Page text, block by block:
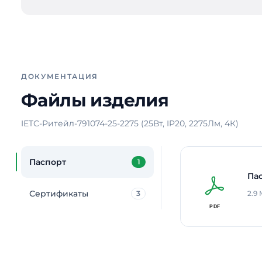
ДОКУМЕНТАЦИЯ
Файлы изделия
IETC-Ритейл-791074-25-2275 (25Вт, IP20, 2275Лм, 4К)
Паспорт 1
Сертификаты 3 2.9